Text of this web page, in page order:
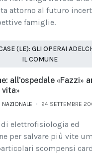
attorno al futuro
famiglie.
(LE): GLI OPERAI
IL COMUNE
all'ospedale «Fazzi»
vita»
NAZIONALE 24 SETTEMBRE
di elettro­fisiologia ed
per salvare più vite
scompensi